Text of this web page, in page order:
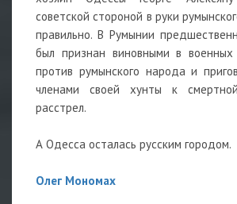
советской стороной в руки
правильно. В Румынии
был признан виновными в военных
против румынского народа и
членами своей хунты к
расстрел.
А Одесса осталась русским городом.
Олег Мономах